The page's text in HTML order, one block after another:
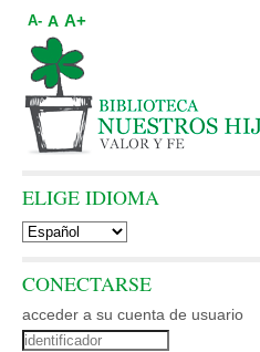
A- A A+
ELIGE IDIOMA
CONECTARSE
acceder a su cuenta de usuario